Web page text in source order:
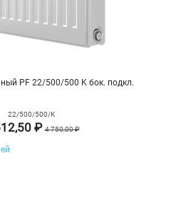
PF 22/500/500 K бок. подкл.
22/500/500/K
₽4 750,00 ₽